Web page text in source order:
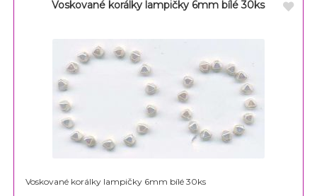
Voskované korálky lampičky 6mm bílé 30ks
Voskované korálky lampičky 6mm bílé 30ks